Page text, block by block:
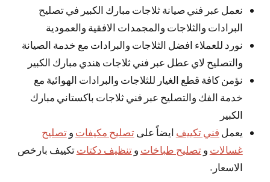
نعمل عبر فني صيانة ثلاجات مبارك الكبير في تصليح
البرادات والثلاجات والمجمدات الافقية والعمودية
نورد للعملاء افضل الثلاجات والبرادات مع خدمة الصيانة
والتصليح لاي عطل عبر فني ثلاجات هندي مبارك الكبير
نؤمن كافة قطع الغيار للثلاجات والبرادات الهوائية مع
خدمة الفك والتصليح عبر فني ثلاجات باكستاني مبارك
الكبير
يعمل فني تكييف ايضاً علىتصليح مكيفات وتصليح
غسالات وتصليح طباخات وتنظيف دكتات تكييف بارخص
الاسعار.